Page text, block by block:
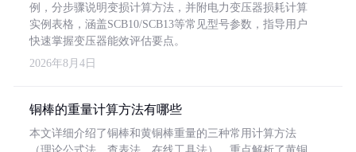
例，分步骤说明变损计算方法，并附电力变压器损耗计算
实例表格，涵盖SCB10/SCB13等常见型号参数，指导用户
快速掌握变压器能效评估要点。
2026年8月4日
铜棒的重量计算方法有哪些
本文详细介绍了铜棒和黄铜棒重量的三种常用计算方法